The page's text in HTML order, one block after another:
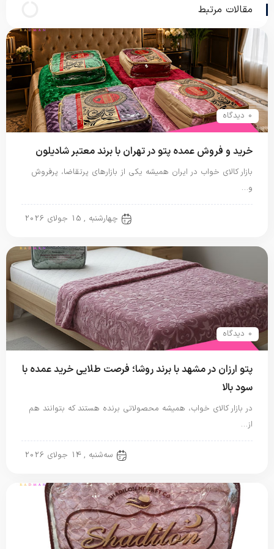
مقالات مرتبط
0 دیدگاه
خرید و فروش عمده پتو در تهران با برند معتبر شادیلون
بازار کالای خواب در ایران همیشه یکی از بازارهای پرتقاضا، پرفروش
و…
چهارشنبه , 15 جولای 2026
0 دیدگاه
پتو ارزان در مشهد با برند روشا؛ فرصت طلایی خرید عمده با
سود بالا
در بازار کالای خواب، همیشه محصولاتی برنده هستند که بتوانند هم
از…
سه‌شنبه , 14 جولای 2026